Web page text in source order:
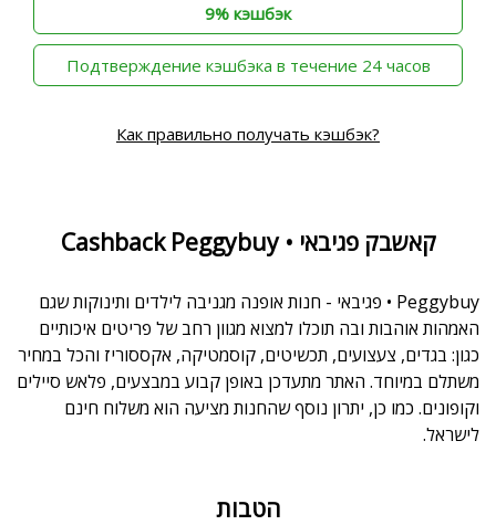
9% кэшбэк
‫Подтверждение кэшбэка в течение 24 часов
Как правильно получать кэшбэк?
Cashback Peggybuy • קאשבק פגיבאי
Peggybuy • פגיבאי - חנות אופנה מגניבה לילדים ותינוקות שגם
האמהות אוהבות ובה תוכלו למצוא מגוון רחב של פריטים איכותיים
כגון: בגדים, צעצועים, תכשיטים, קוסמטיקה, אקססוריז והכל במחיר
משתלם במיוחד. האתר מתעדכן באופן קבוע במבצעים, פלאש סיילים
וקופונים. כמו כן, יתרון נוסף שהחנות מציעה הוא משלוח חינם
לישראל.
הטבות